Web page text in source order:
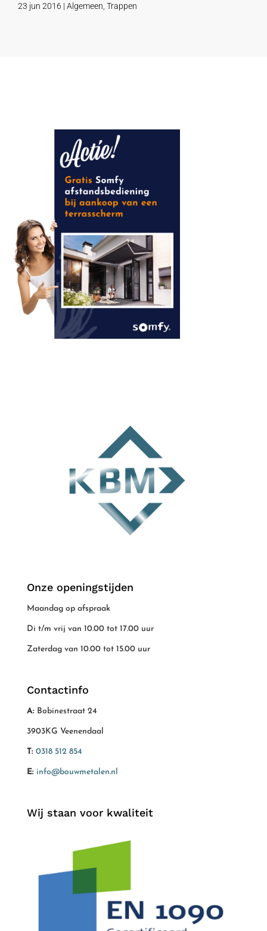
23 jun 2016 | Algemeen Trappen
Onze openingstijden
Maandag op afspraak
Di t/m vrij van 10.00 tot 17.00 uur
Zaterdag van 10.00 tot 15.00 uur
Contactinfo
A: Bobinestraat 24
3903KG Veenendaal
T: 0318 512 854
E: info@bouwmetalen.nl
Wij staan voor kwaliteit